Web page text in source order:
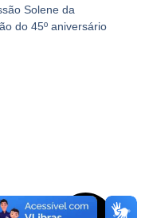
Solene da
do 45º aniversário